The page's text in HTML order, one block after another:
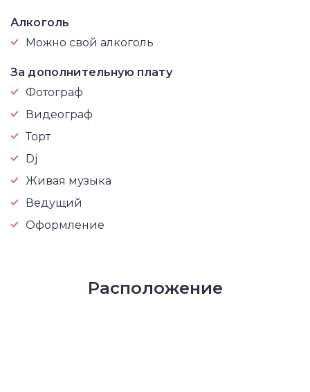
Алкоголь
Можно свой алкоголь
За дополнительную плату
Фотограф
Видеограф
Торт
Dj
Живая музыка
Ведущий
Оформление
Расположение